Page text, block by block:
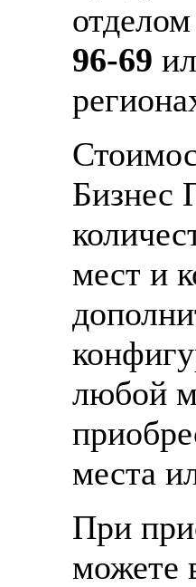
96-69
Бизнес
мест и
любой
места
При
можете